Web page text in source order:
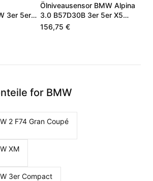
3er 5er
Ölniveausensor BMW Alpina
3.0 B57D30B 3er 5er X5
12618638758
156,75 €
for BMW
2 F74 Gran Coupé
XM
3er Compact